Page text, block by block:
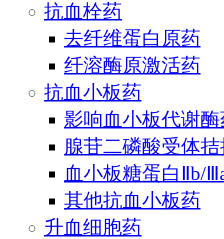
抗血栓药
去纤维蛋白原药
纤溶酶原激活药
抗血小板药
影响血小板代谢
腺苷二磷酸受体
血小板糖蛋白Ⅱb/
其他抗血小板药
升血细胞药